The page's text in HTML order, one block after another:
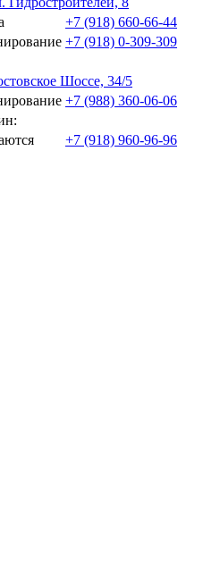
+7 (918) 660-66-44
+7 (918) 0-309-309
Шоссе, 34/5
+7 (988) 360-06-06
+7 (918) 960-96-96